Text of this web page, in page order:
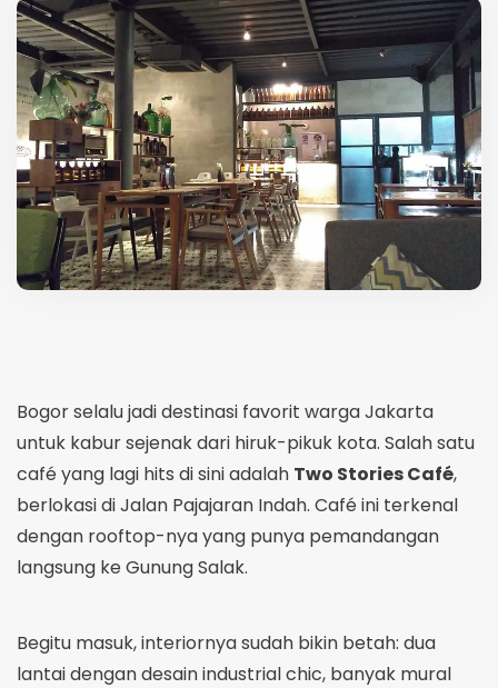
Bogor selalu jadi destinasi favorit warga Jakarta
untuk kabur sejenak dari hiruk-pikuk kota. Salah satu
café yang lagi hits di sini adalah Two Stories Café,
berlokasi di Jalan Pajajaran Indah. Café ini terkenal
dengan rooftop-nya yang punya pemandangan
langsung ke Gunung Salak.
Begitu masuk, interiornya sudah bikin betah: dua
lantai dengan desain industrial chic, banyak mural